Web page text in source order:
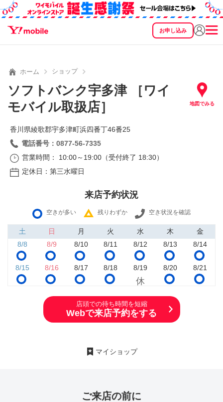
お申し込み
SEARCH
ホーム ショップ
ソフトバンク宇多津 ［ワイ
モバイル取扱店］
地図でみる
香川県綾歌郡宇多津町浜四番丁46番25
電話番号：0877-56-7335
営業時間： 10:00～19:00（受付終了 18:30）
定休日：第三水曜日
来店予約状況
空きが多い 残りわずか 空き状況を確認
土 日 月 火 水 木
金
8/8
8/9 8/10 8/11 8/12 8/13 8/14
8/15 8/16 8/17 8/18 8/19 8/20 8/21
店頭での待ち時間を短縮
Webで来店予約をする
マイショップ
ご来店の前に